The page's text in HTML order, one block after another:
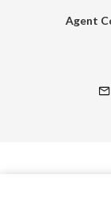
Agent